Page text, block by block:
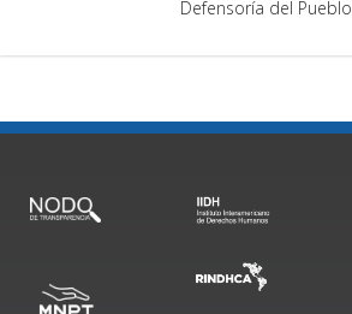
Defensoría del Pueblo